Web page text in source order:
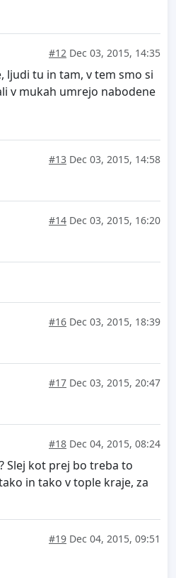
#12 Dec 03, 2015, 14:35
ljudi tu in tam, v tem smo si
v mukah umrejo nabodene
#13 Dec 03, 2015, 14:58
#14 Dec 03, 2015, 16:20
#16 Dec 03, 2015, 18:39
#17 Dec 03, 2015, 20:47
#18 Dec 04, 2015, 08:24
Slej kot prej bo treba to
in tako v tople kraje, za
#19 Dec 04, 2015, 09:51